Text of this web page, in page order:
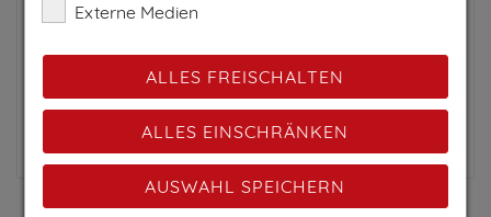
79€
pro Person
Zum Anbieter
Externe Medien
ALLES FREISCHALTEN
ALLES EINSCHRÄNKEN
AUSWAHL SPEICHERN